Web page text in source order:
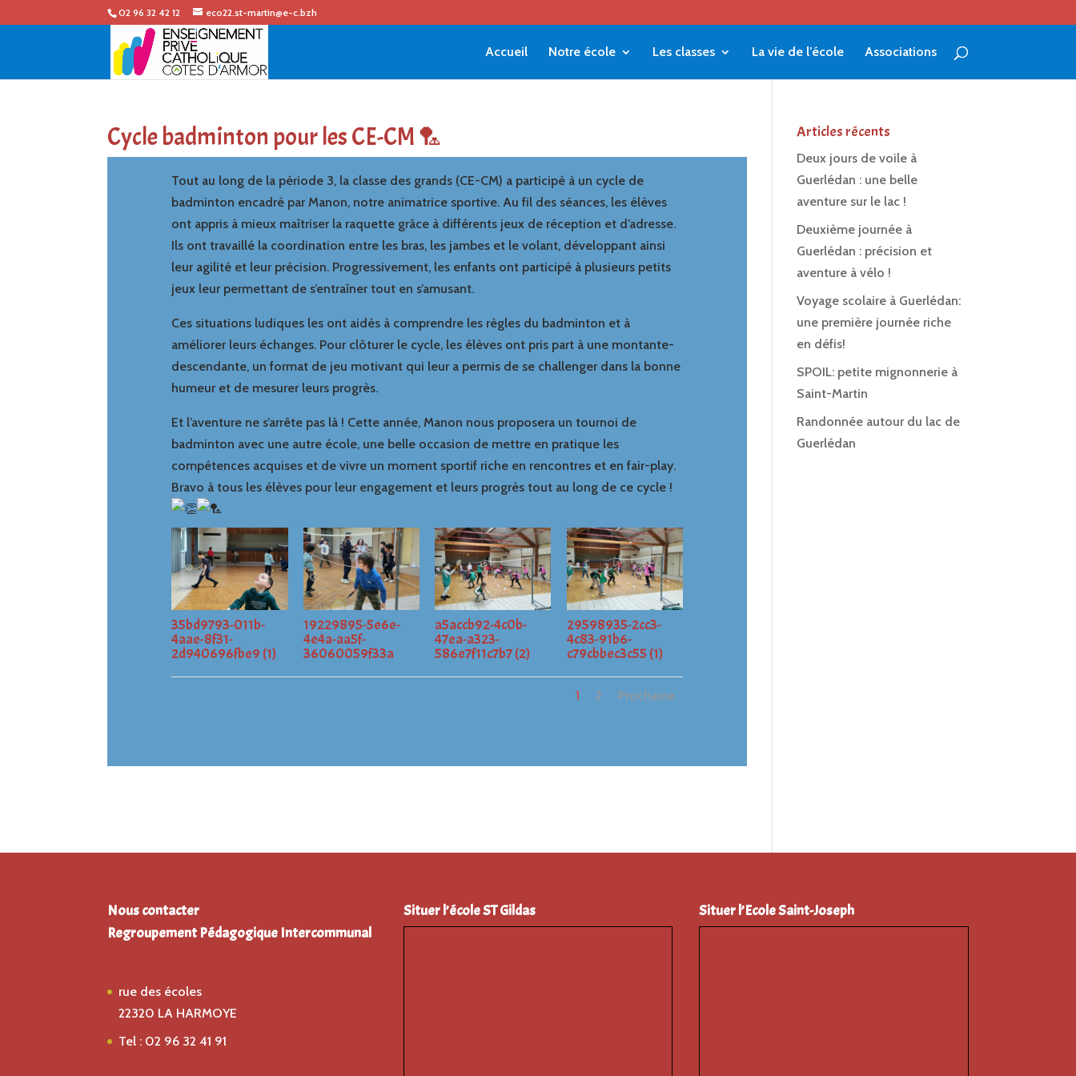
02 96 32 42 12 eco22.st-martin@e-c.bzh
Accueil Notre école Les classes La vie de l’école Associations
Cycle badminton pour les CE-CM 🏸
Tout au long de la période 3, la classe des grands (CE-CM) a participé à un cycle de
badminton encadré par Manon, notre animatrice sportive. Au fil des séances, les élèves
ont appris à mieux maîtriser la raquette grâce à différents jeux de réception et d’adresse.
Ils ont travaillé la coordination entre les bras, les jambes et le volant, développant ainsi
leur agilité et leur précision. Progressivement, les enfants ont participé à plusieurs petits
jeux leur permettant de s’entraîner tout en s’amusant.
Ces situations ludiques les ont aidés à comprendre les règles du badminton et à
améliorer leurs échanges. Pour clôturer le cycle, les élèves ont pris part à une montante-
descendante, un format de jeu motivant qui leur a permis de se challenger dans la bonne
humeur et de mesurer leurs progrès.
Et l’aventure ne s’arrête pas là ! Cette année, Manon nous proposera un tournoi de
badminton avec une autre école, une belle occasion de mettre en pratique les
compétences acquises et de vivre un moment sportif riche en rencontres et en fair-play.
Bravo à tous les élèves pour leur engagement et leurs progrès tout au long de ce cycle !
35bd9793-011b-
4aae-8f31-
2d940696fbe9 (1)
19229895-5e6e-
4e4a-aa5f-
36060059f33a
a5accb92-4c0b-
47ea-a323-
586e7f11c7b7 (2)
29598935-2cc3-
4c83-91b6-
c79cbbec3c55 (1)
1 2 Prochaine
Articles récents
Deux jours de voile à
Guerlédan : une belle
aventure sur le lac !
Deuxième journée à
Guerlédan : précision et
aventure à vélo !
Voyage scolaire à Guerlédan:
une première journée riche
en défis!
SPOIL: petite mignonnerie à
Saint-Martin
Randonnée autour du lac de
Guerlédan
Nous contacter
Regroupement Pédagogique Intercommunal
rue des écoles
22320 LA HARMOYE
Tel : 02 96 32 41 91
Situer l’école ST Gildas Situer l’Ecole Saint-Joseph